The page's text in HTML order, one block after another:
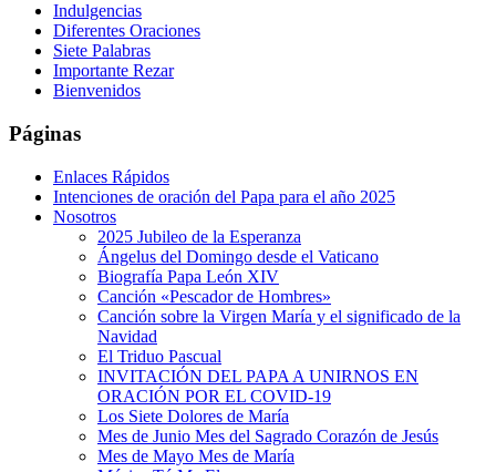
Indulgencias
Diferentes Oraciones
Siete Palabras
Importante Rezar
Bienvenidos
Páginas
Enlaces Rápidos
Intenciones de oración del Papa para el año 2025
Nosotros
2025 Jubileo de la Esperanza
Ángelus del Domingo desde el Vaticano
Biografía Papa León XIV
Canción «Pescador de Hombres»
Canción sobre la Virgen María y el significado de la
Navidad
El Triduo Pascual
INVITACIÓN DEL PAPA A UNIRNOS EN
ORACIÓN POR EL COVID-19
Los Siete Dolores de María
Mes de Junio Mes del Sagrado Corazón de Jesús
Mes de Mayo Mes de María